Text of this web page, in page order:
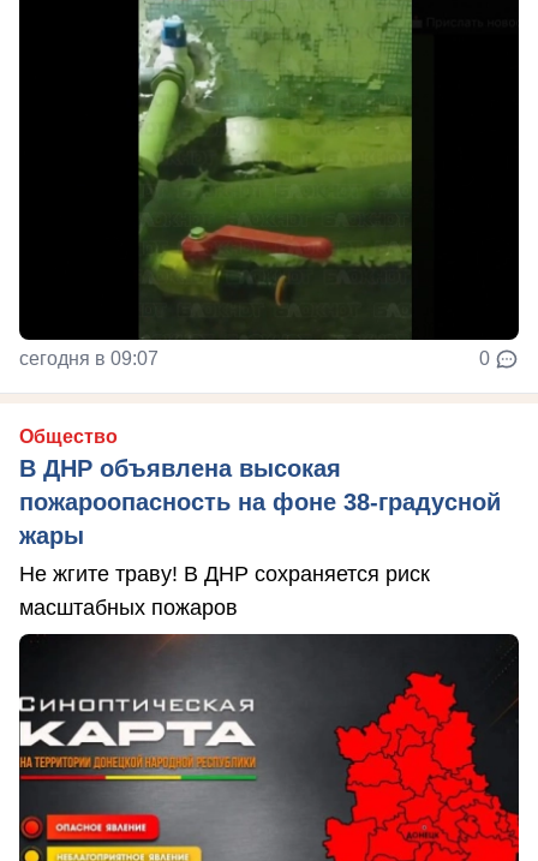
сегодня в 09:07 0
Общество
В ДНР объявлена высокая
пожароопасность на фоне 38-градусной
жары
Не жгите траву! В ДНР сохраняется риск
масштабных пожаров